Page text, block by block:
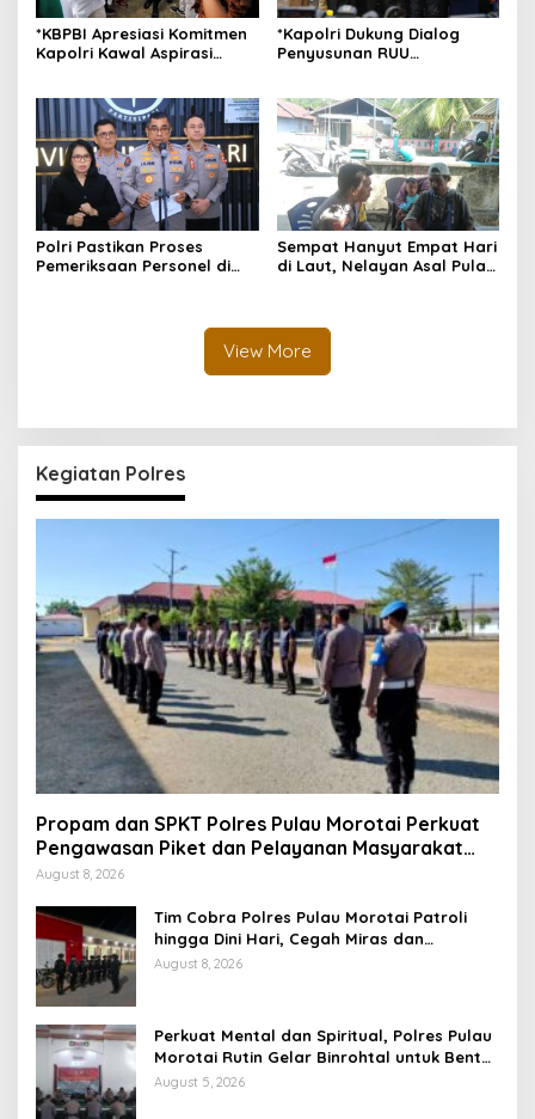
*KBPBI Apresiasi Komitmen
Kapolri Kawal Aspirasi
*Kapolri Dukung Dialog
Penyusunan RUU
Polri Pastikan Proses
Pemeriksaan Personel di
Sempat Hanyut Empat Hari
di Laut, Nelayan Asal Pulau
View More
Kegiatan Polres
Propam dan SPKT Polres Pulau Morotai Perkuat
Pengawasan Piket dan Pelayanan Masyarakat
Selama 1×24 Jam
August 8, 2026
Tim Cobra Polres Pulau Morotai Patroli
hingga Dini Hari, Cegah Miras dan
Gangguan Kamtibmas
August 8, 2026
Perkuat Mental dan Spiritual, Polres Pulau
Morotai Rutin Gelar Binrohtal untuk Bentuk
Personel Berintegritas
August 5, 2026